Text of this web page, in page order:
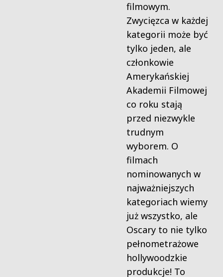
filmowym.
Zwycięzca w każdej
kategorii może być
tylko jeden, ale
członkowie
Amerykańskiej
Akademii Filmowej
co roku stają
przed niezwykle
trudnym
wyborem. O
filmach
nominowanych w
najważniejszych
kategoriach wiemy
już wszystko, ale
Oscary to nie tylko
pełnometrażowe
hollywoodzkie
produkcje! To